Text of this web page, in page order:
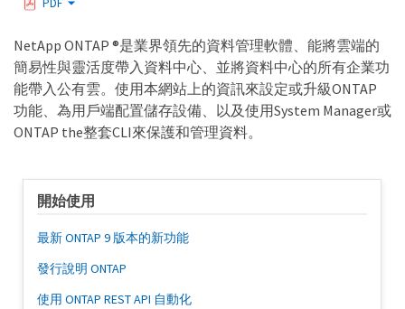
PDF
NetApp ONTAP ®是業界領先的資料管理軟體、能將雲端的
簡易性與靈活度帶入資料中心、並將資料中心的所有企業功
能帶入公有雲。使用本網站上的資訊來設定或升級ONTAP
功能、為用戶端配置儲存設備、以及使用System Manager或
ONTAP the整套CLI來保護和管理資料。
開始使用
最新 ONTAP 9 版本的新功能
發行說明 ONTAP
使用 ONTAP REST API 自動化